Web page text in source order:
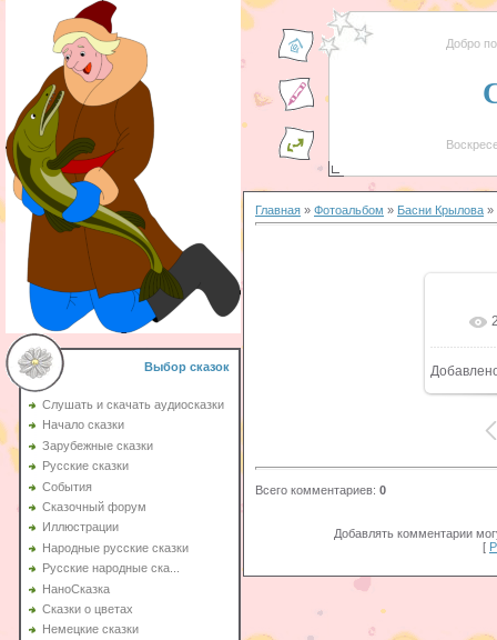
Выбор сказок
Слушать и скачать аудиосказки
Начало сказки
Зарубежные сказки
Русские сказки
События
Сказочный форум
Иллюстрации
Народные русские сказки
Русские народные ска...
НаноСказка
Сказки о цветах
Немецкие сказки
Добро
Главная » Фотоальбом » Басни Крылова »
Всего комментариев: 0
Добавлять комментарии
[